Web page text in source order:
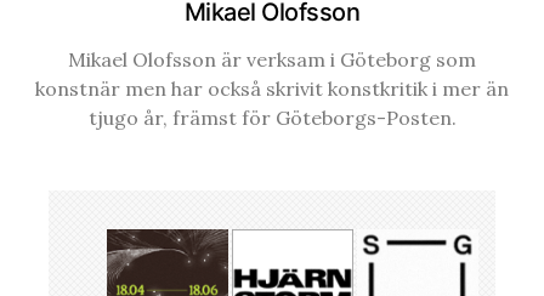
Mikael Olofsson
Mikael Olofsson är verksam i Göteborg som
konstnär men har också skrivit konstkritik i mer än
tjugo år, främst för Göteborgs-Posten.